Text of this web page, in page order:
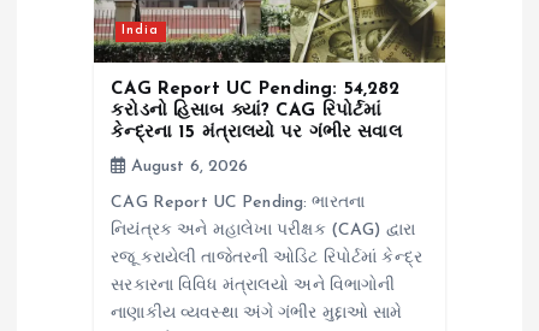
India
CAG Report UC Pending: ₹54,282
કરોડનો હિસાબ ક્યાં? CAG રિપોર્ટમાં
કેન્દ્રના 15 મંત્રાલયો પર ગંભીર સવાલ
August 6, 2026
CAG Report UC Pending: ભારતના
નિયંત્રક અને મહાલેખા પરીક્ષક (CAG) દ્વારા
રજૂ કરાયેલી તાજેતરની ઓડિટ રિપોર્ટમાં કેન્દ્ર
સરકારના વિવિધ મંત્રાલયો અને વિભાગોની
નાણાકીય વ્યવસ્થા અંગે ગંભીર મુદ્દાઓ સામે